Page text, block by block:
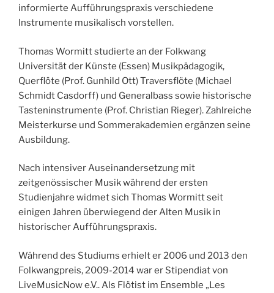
informierte Aufführungspraxis verschiedene
Instrumente musikalisch vorstellen.
Thomas Wormitt studierte an der Folkwang
Universität der Künste (Essen) Musikpädagogik,
Querflöte (Prof. Gunhild Ott) Traversflöte (Michael
Schmidt Casdorff) und Generalbass sowie historische
Tasteninstrumente (Prof. Christian Rieger). Zahlreiche
Meisterkurse und Sommerakademien ergänzen seine
Ausbildung.
Nach intensiver Auseinandersetzung mit
zeitgenössischer Musik während der ersten
Studienjahre widmet sich Thomas Wormitt seit
einigen Jahren überwiegend der Alten Musik in
historischer Aufführungspraxis.
Während des Studiums erhielt er 2006 und 2013 den
Folkwangpreis, 2009-2014 war er Stipendiat von
LiveMusicNow e.V.. Als Flötist im Ensemble „Les